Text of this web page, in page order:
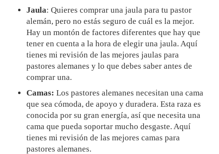
Jaula: Quieres comprar una jaula para tu pastor
alemán, pero no estás seguro de cuál es la mejor.
Hay un montón de factores diferentes que hay que
tener en cuenta a la hora de elegir una jaula. Aquí
tienes mi revisión de las mejores jaulas para
pastores alemanes y lo que debes saber antes de
comprar una.
Camas: Los pastores alemanes necesitan una cama
que sea cómoda, de apoyo y duradera. Esta raza es
conocida por su gran energía, así que necesita una
cama que pueda soportar mucho desgaste. Aquí
tienes mi revisión de las mejores camas para
pastores alemanes.